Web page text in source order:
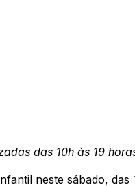
das 10h às 19
neste sábado, das